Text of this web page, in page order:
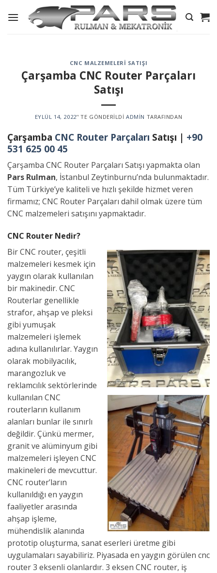
CNC MALZEMELERI SATIŞI
Çarşamba CNC Router Parçaları
Satışı
EYLÜL 14, 2022’' TE GÖNDERILDI ADMIN TARAFINDAN
Çarşamba CNC Router Parçaları Satışı | +90
531 625 00 45
Çarşamba CNC Router Parçaları Satışı yapmakta olan
Pars Rulman, İstanbul Zeytinburnu’nda bulunmaktadır.
Tüm Türkiye’ye kaliteli ve hızlı şekilde hizmet veren
firmamız; CNC Router Parçaları dahil olmak üzere tüm
CNC malzemeleri satışını yapmaktadır.
CNC Router Nedir?
Bir CNC router, çeşitli
malzemeleri kesmek için
yaygın olarak kullanılan
bir makinedir. CNC
Routerlar genellikle
strafor, ahşap ve pleksi
gibi yumuşak
malzemeleri işlemek
adına kullanılırlar. Yaygın
olarak mobilyacılık,
marangozluk ve
reklamcılık sektörlerinde
kullanılan CNC
routerların kullanım
alanları bunlar ile sınırlı
değildir. Çünkü mermer,
granit ve alüminyum gibi
malzemeleri işleyen CNC
makineleri de mevcuttur.
CNC router’ların
kullanıldığı en yaygın
faaliyetler arasında
ahşap işleme,
mühendislik alanında
prototip oluşturma, sanat eserleri üretme gibi
uygulamaları sayabiliriz. Piyasada en yaygın görülen cnc
router 3 eksenli olanlardır. 3 eksen CNC router, iş